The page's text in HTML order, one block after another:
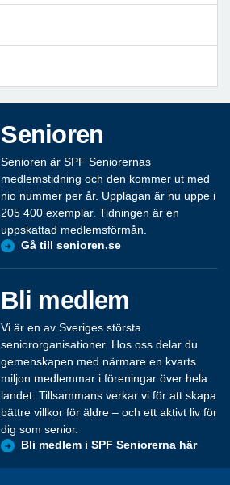
Senioren
Senioren är SPF Seniorernas
medlemstidning och den kommer ut med
nio nummer per år. Upplagan är nu uppe i
205 400 exemplar. Tidningen är en
uppskattad medlemsförmån.
Gå till senioren.se
Bli medlem
Vi är en av Sveriges största
seniororganisationer. Hos oss delar du
gemenskapen med närmare en kvarts
miljon medlemmar i föreningar över hela
landet. Tillsammans verkar vi för att skapa
bättre villkor för äldre – och ett aktivt liv för
dig som senior.
Bli medlem i SPF Seniorerna här